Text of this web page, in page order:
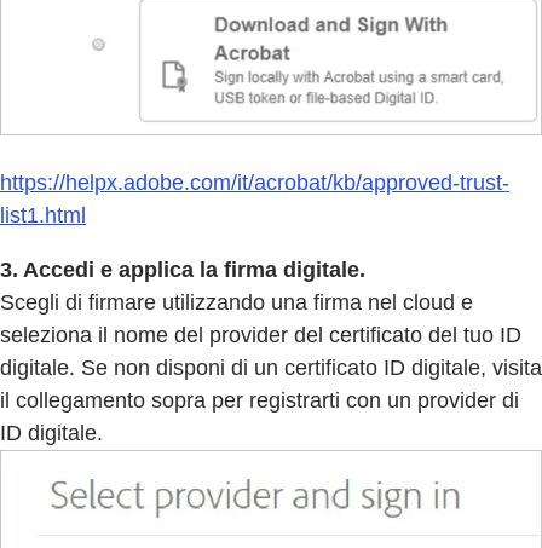
https://helpx.adobe.com/it/acrobat/kb/approved-trust-
list1.html
3. Accedi e applica la firma digitale.
Scegli di firmare utilizzando una firma nel cloud e
seleziona il nome del provider del certificato del tuo ID
digitale. Se non disponi di un certificato ID digitale, visita
il collegamento sopra per registrarti con un provider di
ID digitale.